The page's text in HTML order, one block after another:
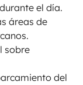
el día.
áreas de
sobre
del